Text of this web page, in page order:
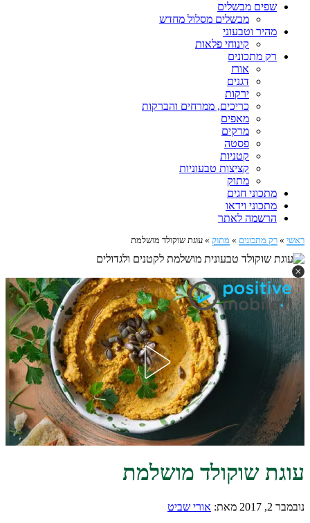
שפים מבשלים
מבשלים מסלול מחדש
מהיר וטבעוני
קינוחי פלאות
רק מתכונים
אורז
דגנים
ירקות
כריכים, ממרחים והברקות
מאפים
מרקים
פסטה
קטניות
קציצות טבעוניות
מתוק
מתכוני חגים
מתכוני וידאו
הרשמה לאתר
ראשי » רק מתכונים » מתוק » עוגת שוקולד מושלמת
עוגת שוקולד מושלמת
נובמבר 2, 2017 מאת: אורי שביט